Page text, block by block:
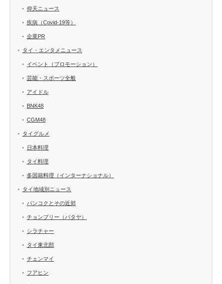
仰天ニュース
疾病（Covid-19等）
企業PR
タイ・エンタメニュース
イベント（プロモーション）
芸能・スポーツ全般
アイドル
BNK48
CGM48
タイグルメ
日本料理
タイ料理
多国籍料理（インターナショナル）
タイ地域別ニュース
バンコクとその近郊
チョンブリー（パタヤ）
シラチャー
タイ東北部
チェンマイ
フアヒン